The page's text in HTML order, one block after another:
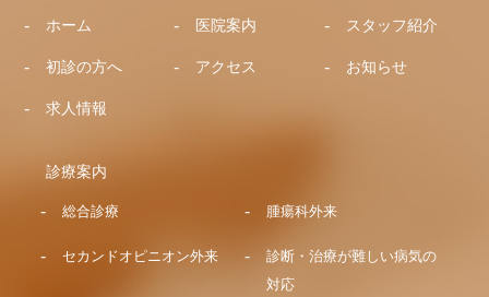
ホーム 医院案内 スタッフ紹介
初診の方へ アクセス お知らせ
求人情報
診療案内
総合診療 腫瘍科外来
セカンドオピニオン外来
診断・治療が難しい病気の
対応